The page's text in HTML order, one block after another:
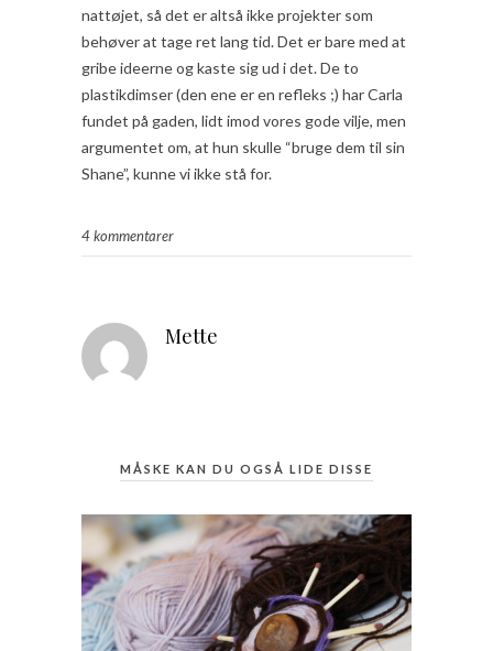
nattøjet, så det er altså ikke projekter som
behøver at tage ret lang tid. Det er bare med at
gribe ideerne og kaste sig ud i det. De to
plastikdimser (den ene er en refleks ;) har Carla
fundet på gaden, lidt imod vores gode vilje, men
argumentet om, at hun skulle “bruge dem til sin
Shane”, kunne vi ikke stå for.
4 kommentarer
Mette
MÅSKE KAN DU OGSÅ LIDE DISSE